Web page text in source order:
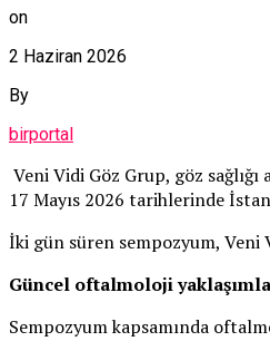
on
2 Haziran 2026
By
birportal
Veni Vidi Göz Grup, göz
17 Mayıs 2026 tarihlerinde
İki gün süren sempozyum, Veni
Güncel oftalmoloji
Sempozyum kapsamında